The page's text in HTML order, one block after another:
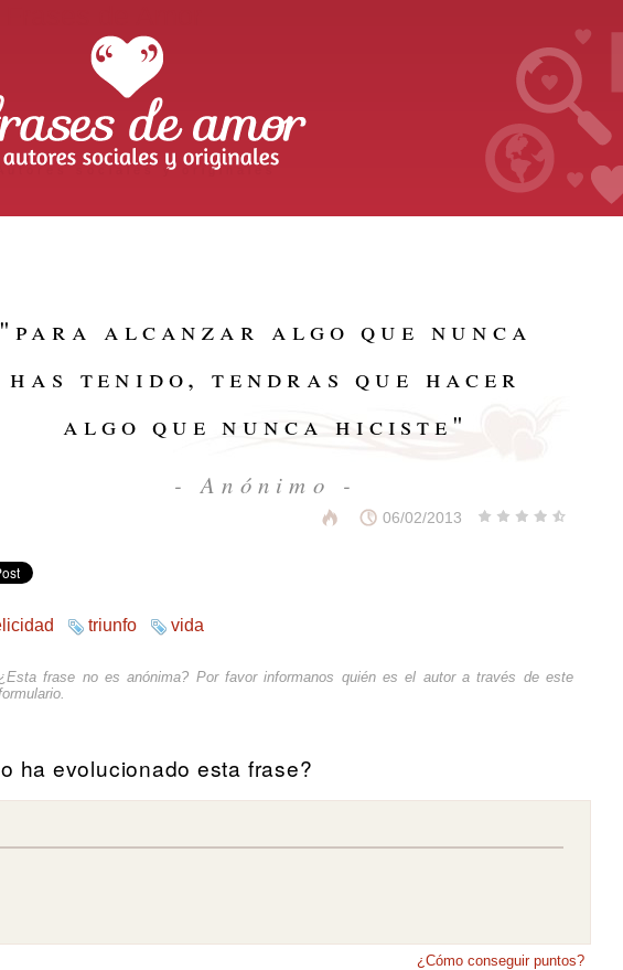
Autores sociales y originales
"para alcanzar algo que nunca
has tenido, tendras que hacer
algo que nunca hiciste"
- Anónimo -
06/02/2013
triunfo vida
frase no es anónima? Por favor informanos quién es el autor a través de este
ha evolucionado esta frase?
¿Cómo conseguir puntos?